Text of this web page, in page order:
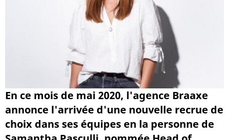
En ce mois de mai 2020, l'agence Braaxe
annonce l'arrivée d'une nouvelle recrue de
choix dans ses équipes en la personne de